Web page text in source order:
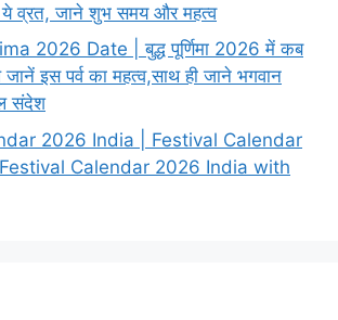
ये व्रत, जाने शुभ समय और महत्व
2026 Date | बुद्ध पूर्णिमा 2026 में कब
इस पर्व का महत्व,साथ ही जाने भगवान
संदेश
2026 India | Festival Calendar
Calendar 2026 India with